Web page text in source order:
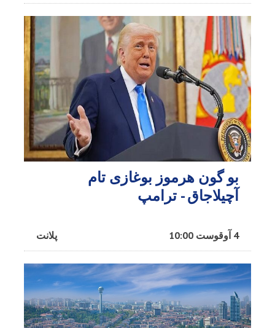
بو گون هرموز بوغازی تام
آچیلاجاق - ترامپ
پلانت 4 آوقوست 10:00